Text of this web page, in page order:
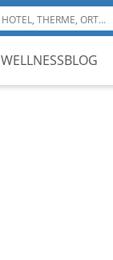
WELLNESSBLOG